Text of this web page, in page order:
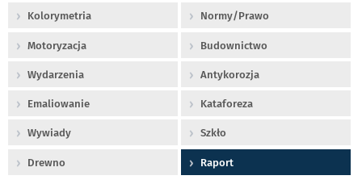
Kolorymetria Normy/Prawo
Motoryzacja Budownictwo
Wydarzenia Antykorozja
Emaliowanie Kataforeza
Wywiady Szkło
Drewno Raport